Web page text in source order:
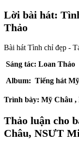
Lời bài hát:
Thảo
Bài hát Tình chỉ đẹp -
Sáng tác: Loan Thảo
Album: Tiếng hát
Trình bày: Mỹ Châu
Thảo luận cho
Châu, NSƯT